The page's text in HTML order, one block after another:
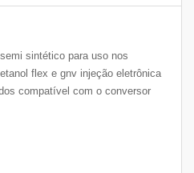
sintético para uso nos
flex e gnv injeção eletrônica
compatível com o conversor